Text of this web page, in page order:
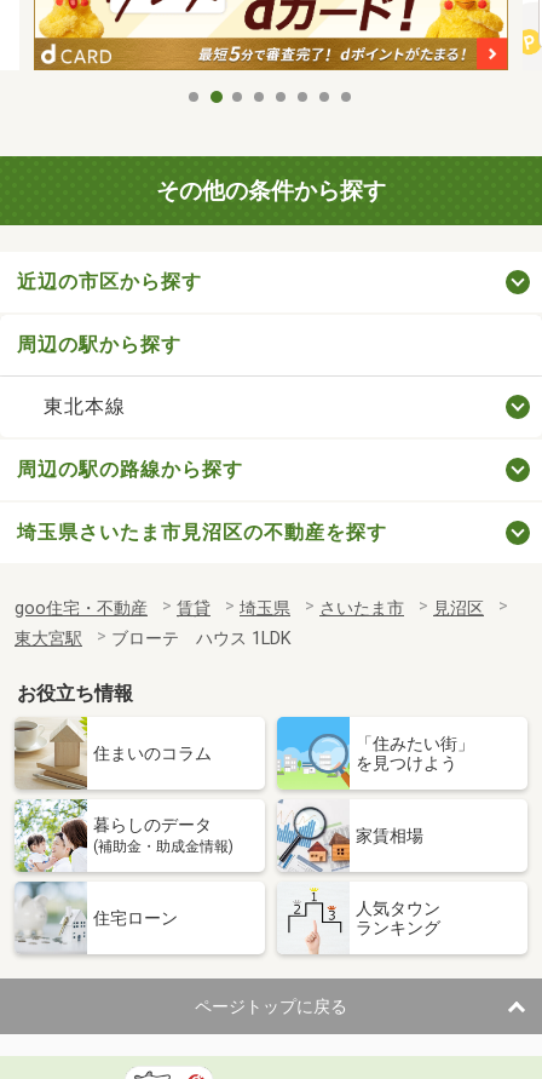
その他の条件から探す
近辺の市区から探す
周辺の駅から探す
東北本線
周辺の駅の路線から探す
埼玉県さいたま市見沼区の不動産を探す
goo住宅・不動産 賃貸 埼玉県 さいたま市
見沼区
東大宮駅
ブローテ ハウス 1LDK
お役立ち情報
住まいのコラム
「住みたい街」
を見つけよう
暮らしのデータ
(補助金・助成金情報)
家賃相場
住宅ローン
人気タウン
ランキング
ページトップに戻る